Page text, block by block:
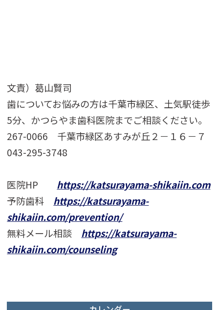
文責）葛山賢司
歯についてお悩みの方は千葉市緑区、土気駅徒歩
5分、かつらやま歯科医院までご相談ください。
267-0066 千葉市緑区あすみが丘２－１６－７
043-295-3748
医院HP https://katsurayama-shikaiin.com
予防歯科 https://katsurayama-
shikaiin.com/prevention/
無料メール相談 https://katsurayama-
shikaiin.com/counseling